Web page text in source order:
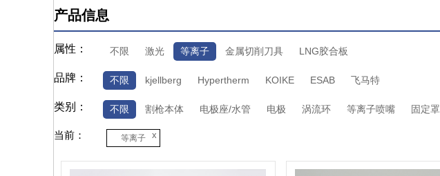
产品信息
属性： 不限 激光 等离子 金属切削刀具 LNG胶合板
品牌： 不限 kjellberg Hypertherm KOIKE ESAB 飞马特
类别： 不限 割枪本体 电极座/水管 电极 涡流环 等离子喷嘴 固定罩
当前： 等离子 x